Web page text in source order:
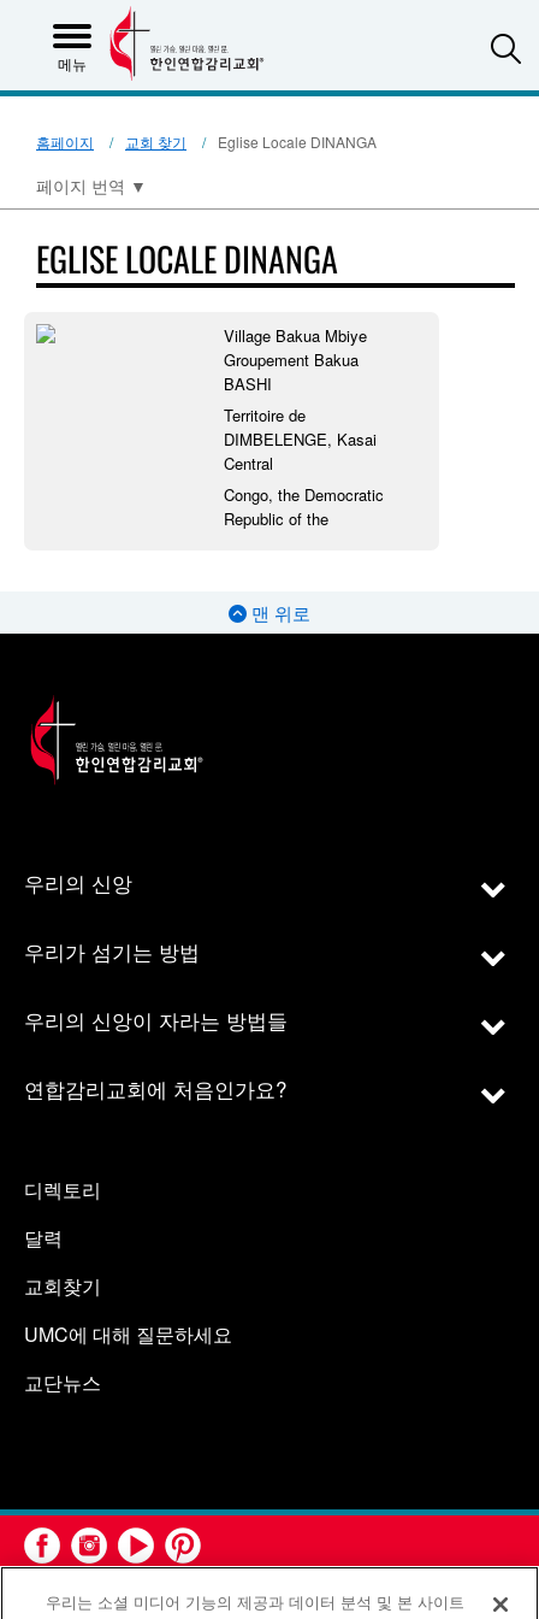
메뉴
홈페이지 교회 찾기 Eglise Locale DINANGA
페이지 번역 ▼
EGLISE LOCALE DINANGA
Village Bakua Mbiye
Groupement Bakua
BASHI
Territoire de
DIMBELENGE, Kasai
Central
Congo, the Democratic
Republic of the
맨 위로
우리의 신앙
우리가 섬기는 방법
우리의 신앙이 자라는 방법들
연합감리교회에 처음인가요?
디렉토리
달력
교회찾기
UMC에 대해 질문하세요
교단뉴스
우리는 소셜 미디어 기능의 제공과 데이터 분석 및 본 사이트